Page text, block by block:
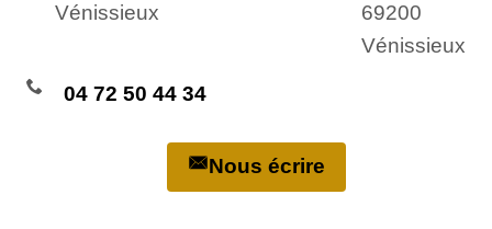
Vénissieux
69200
Vénissieux
04 72 50 44 34
Nous écrire